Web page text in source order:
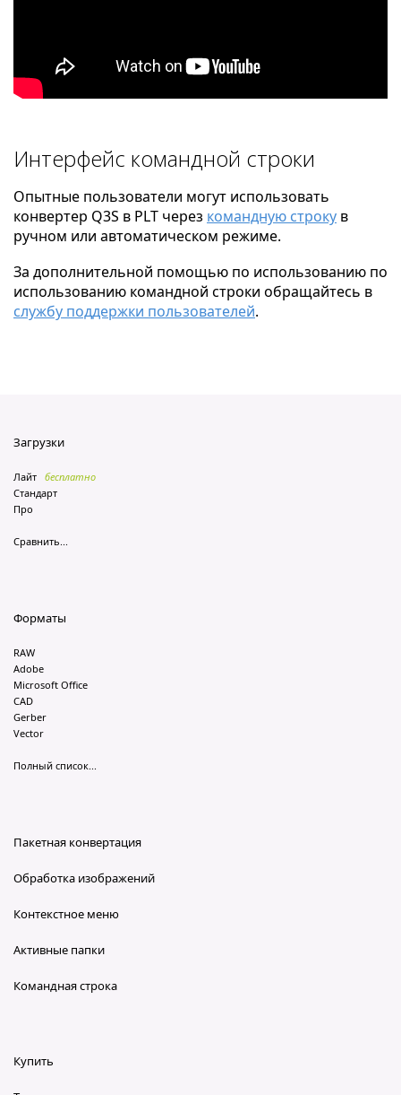
Интерфейс командной строки
Опытные пользователи могут использовать
конвертер Q3S в PLT через командную строку в
ручном или автоматическом режиме.
За дополнительной помощью по использованию по
использованию командной строки обращайтесь в
службу поддержки пользователей.
Загрузки
Лайт бесплатно
Стандарт
Про
Сравнить...
Форматы
RAW
Adobe
Microsoft Office
CAD
Gerber
Vector
Полный список...
Пакетная конвертация
Обработка изображений
Контекстное меню
Активные папки
Командная строка
Купить